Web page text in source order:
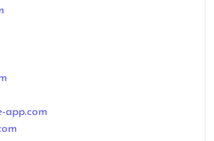
app.com